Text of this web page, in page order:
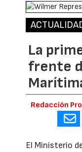
La
frente
Redacción
El Ministerio